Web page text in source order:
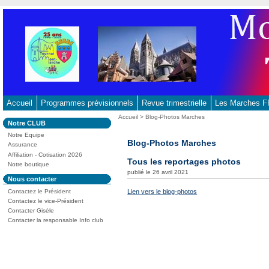
contenu
principal
-
Aller
à
la
recherche
Accueil Programmes prévisionnels Revue trimestrielle Les Marches
Dans
la
rubrique
:
Notre CLUB
Notre Equipe
Assurance
Affiliation - Cotisation 2026
Notre boutique
Dans
la
rubrique
:
Nous contacter
Contactez le Président
Contactez le vice-Président
Contacter Gisèle
Contacter la responsable Info club
Vous
Accueil >Blog-Photos Marches
Blog-Photos Marches
Tous les reportages photos
publié le 26 avril 2021
Lien vers le blog-photos